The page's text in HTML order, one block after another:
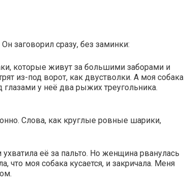
заговорил сразу, без заминки:
которые живут за большими заборами и
из-под ворот, как двустволки. А моя собака
у неё два рыжих треугольника.
Слова, как круглые ровные шарики,
её за пальто. Но женщина рванулась
что моя собака кусается, и закричала. Меня